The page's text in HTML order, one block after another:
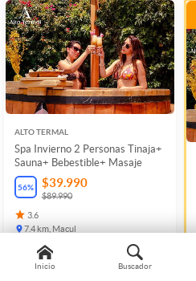
ALTO TERMAL
Spa Invierno 2 Personas Tinaja+
Sauna+ Bebestible+ Masaje
56% $39.990
$89.990
3.6
7.4 km, Macul
Inicio Buscador